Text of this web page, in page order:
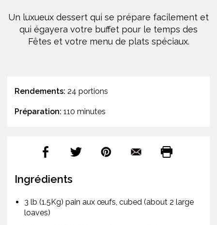
Un luxueux dessert qui se prépare facilement et
qui égayera votre buffet pour le temps des
Fêtes et votre menu de plats spéciaux.
Rendements: 24 portions
Préparation: 110 minutes
Ingrédients
3 lb (1.5Kg) pain aux œufs, cubed (about 2 large
loaves)